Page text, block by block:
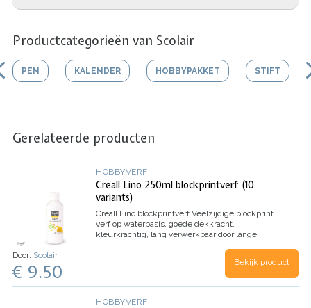
Productcategorieën van Scolair
PEN KALENDER HOBBYPAKKET STIFT
Gerelateerde producten
HOBBYVERF
Creall Lino 250ml blockprintverf (10
variants)
Creall Lino blockprintverf Veelzijdige blockprint
verf op waterbasis, goede dekkracht,
kleurkrachtig, lang verwerkbaar door lange
Door: Scolair
€ 9.50 Bekijk product
HOBBYVERF